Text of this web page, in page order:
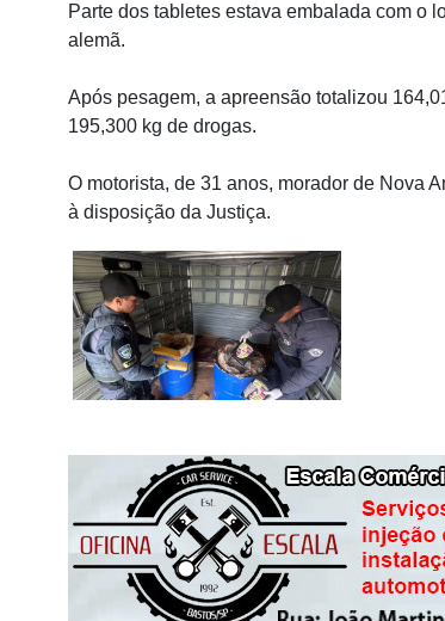
Parte dos tabletes estava embalada com o
alemã.
Após pesagem, a apreensão totalizou
195,300 kg de drogas.
O motorista, de 31 anos, morador de Nova
à disposição da Justiça.